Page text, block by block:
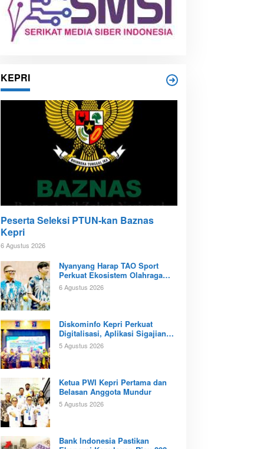
KEPRI
Peserta Seleksi PTUN-kan Baznas
Kepri
6 Agustus 2026
Nyanyang Harap TAO Sport
Perkuat Ekosistem Olahraga
Padel di Kota Batam
6 Agustus 2026
Diskominfo Kepri Perkuat
Digitalisasi, Aplikasi Sigajian
Sudah Terintegrasi TTE
5 Agustus 2026
Ketua PWI Kepri Pertama dan
Belasan Anggota Mundur
5 Agustus 2026
Bank Indonesia Pastikan